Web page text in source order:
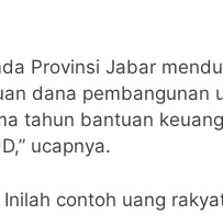
Provinsi Jabar
dana pembangunan
tahun bantuan
ucapnya.
contoh uang